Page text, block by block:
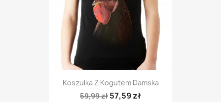
Koszulka Z Kogutem Damska
59,99 zł 57,59 zł